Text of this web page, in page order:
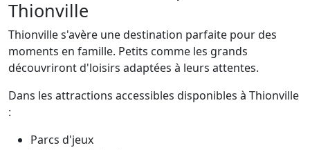
Thionville
Thionville s'avère une destination parfaite pour des
moments en famille. Petits comme les grands
découvriront d'loisirs adaptées à leurs attentes.
Dans les attractions accessibles disponibles à Thionville
:
Parcs d'jeux